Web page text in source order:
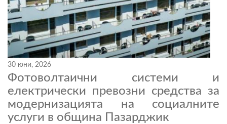
30 юни, 2026
Фотоволтаични системи и
електрически превозни средства за
модернизацията на социалните
услуги в община Пазарджик